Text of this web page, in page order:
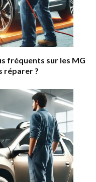
fréquents sur les MG
réparer ?